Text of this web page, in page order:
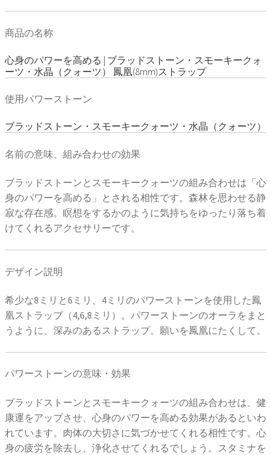
商品の名称
心身のパワーを高める | ブラッドストーン・スモーキークォ
ーツ・水晶（クォーツ） 鳳凰(8mm)ストラップ
使用パワーストーン
ブラッドストーン・スモーキークォーツ・水晶（クォーツ）
名前の意味、組み合わせの効果
ブラッドストーンとスモーキークォーツの組み合わせは「心
身のパワーを高める」とされる相性です。森林を思わせる静
寂な存在感。瞑想をするかのように気持ちをゆったり落ち着
けてくれるアクセサリーです。
デザイン説明
希少な8ミリと6ミリ、4ミリのパワーストーンを使用した鳳
凰ストラップ（4,6,8ミリ）。パワーストーンのオーラをまと
うように、深みのあるストラップ。願いを鳳凰にたくして。
パワーストーンの意味・効果
ブラッドストーンとスモーキークォーツの組み合わせは、健
康運をアップさせ、心身のパワーを高める効果があるといわ
れています。肉体の大切さに気づかせてくれる相性です。心
身の疲労を除去し、浄化させてくれるでしょう。スタミナを